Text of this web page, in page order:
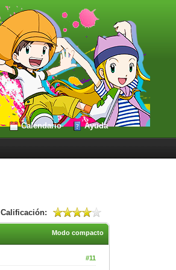
Calendario Ayuda
Calificación:
Modo compacto
#11